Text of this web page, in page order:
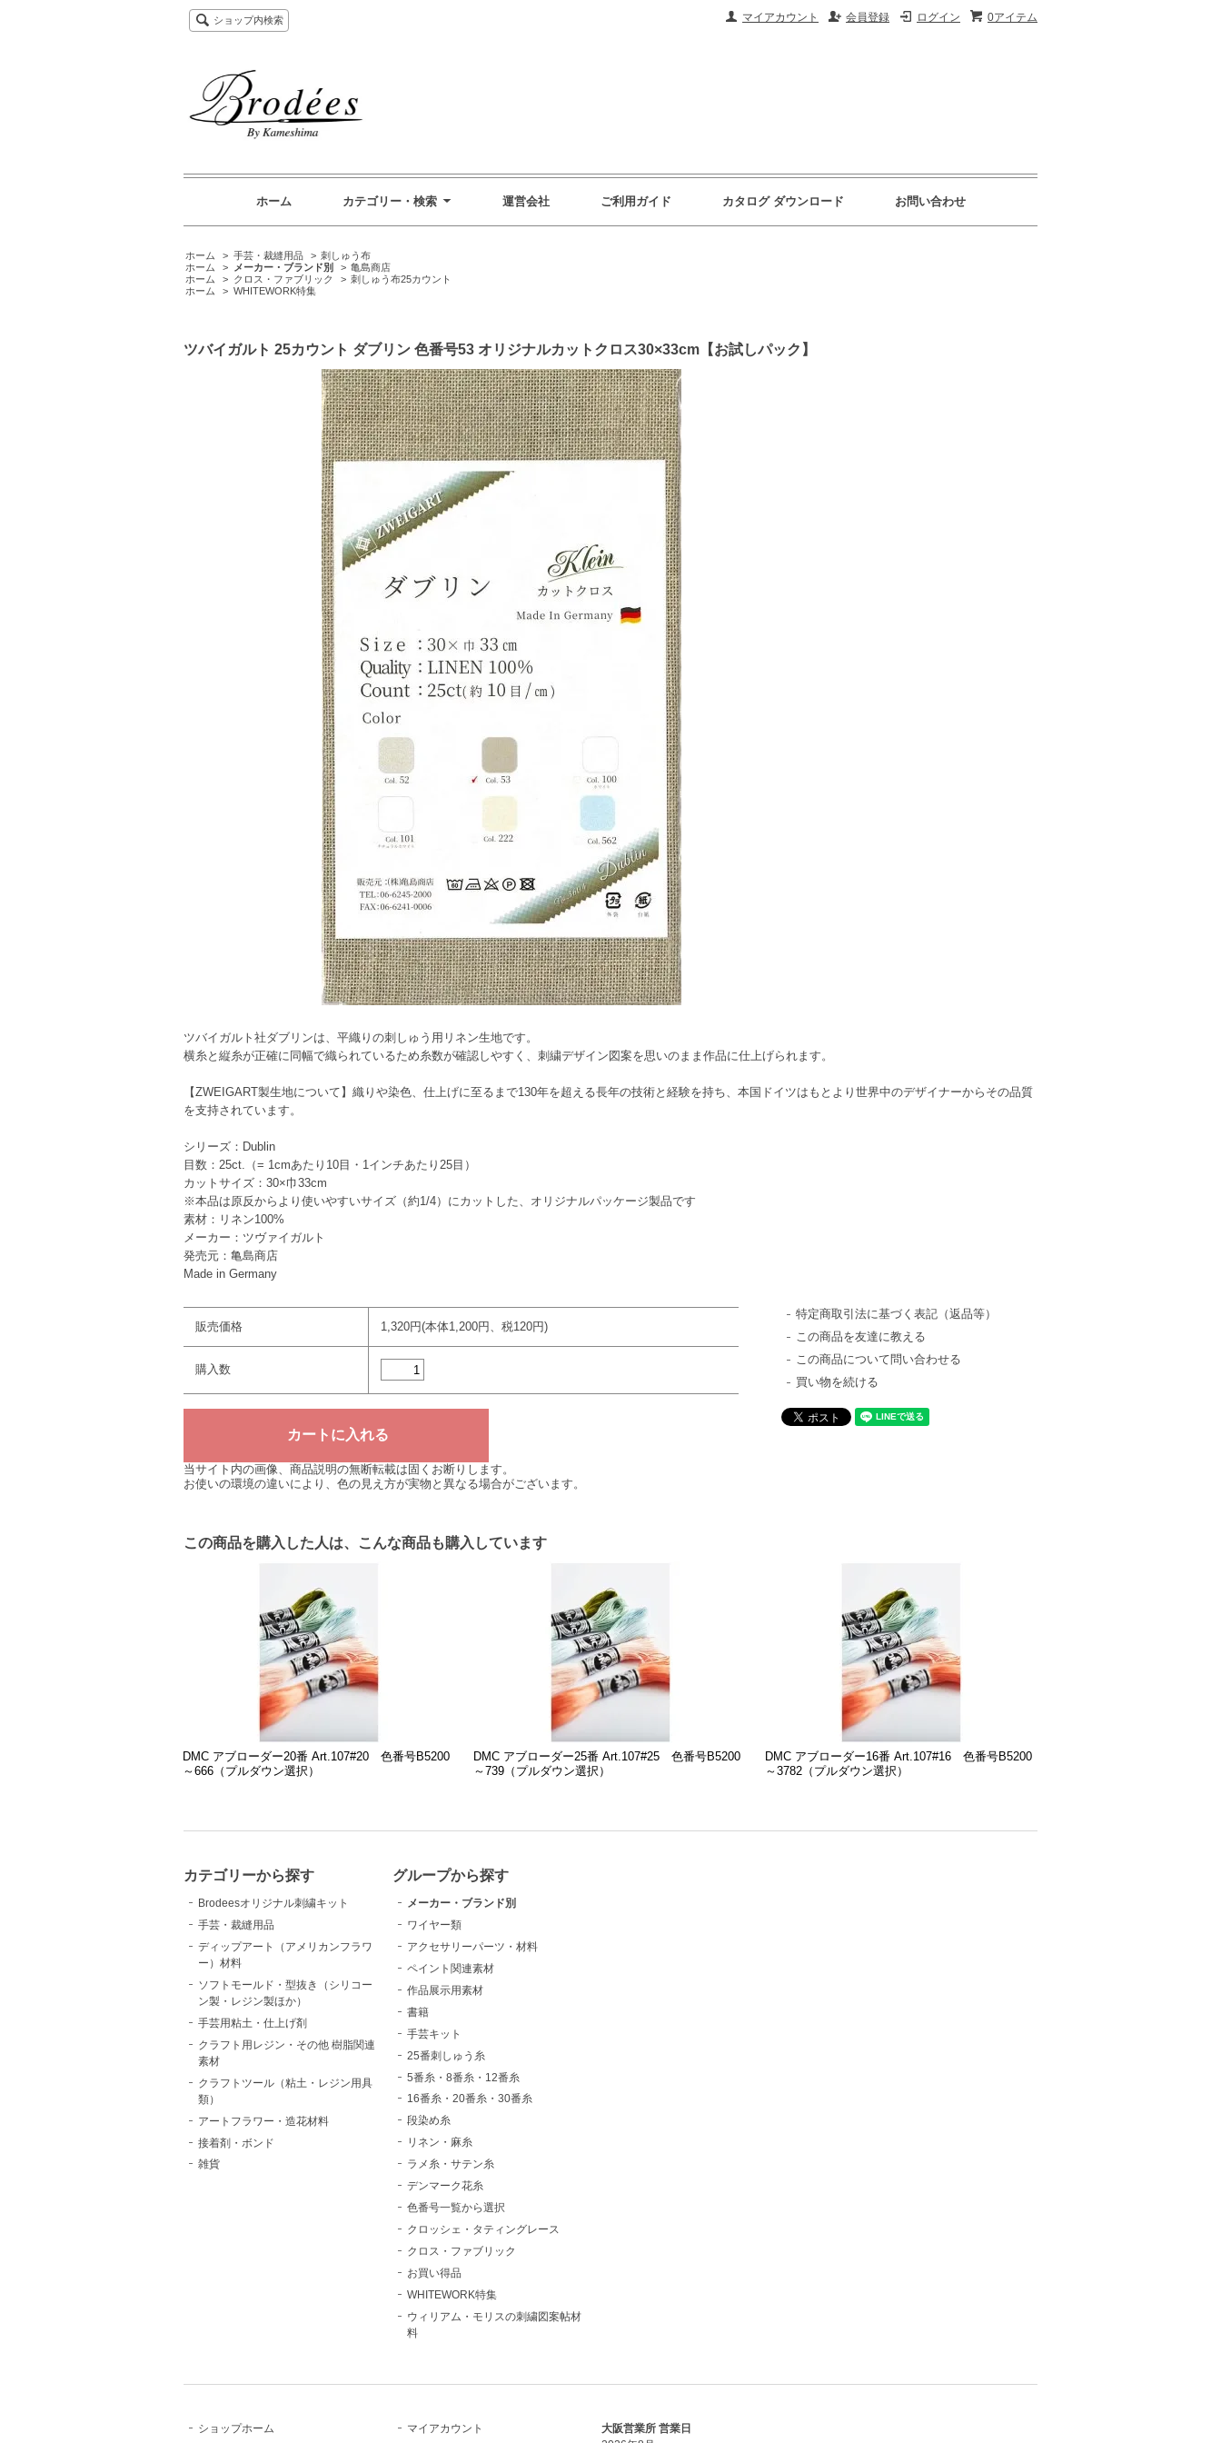
0アイテム
ログイン
会員登録
マイアカウント
ショップ内検索
ホーム カテゴリー・検索 運営会社 ご利用ガイド カタログ ダウンロード お問い合わせ
ホーム > 手芸・裁縫用品 > 刺しゅう布
ホーム
> メーカー・ブランド別 > 亀島商店
ホーム
> クロス・ファブリック > 刺しゅう布25カウント
ホーム
> WHITEWORK特集
ツバイガルト 25カウント ダブリン 色番号53 オリジナルカットクロス30×33cm【お試しパック】
ツバイガルト社ダブリンは、平織りの刺しゅう用リネン生地です。
横糸と縦糸が正確に同幅で織られているため糸数が確認しやすく、刺繍デザイン図案を思いのまま作品に仕上げられます。
【ZWEIGART製生地について】織りや染色、仕上げに至るまで130年を超える長年の技術と経験を持ち、本国ドイツはもとより世界中のデザイナーからその品質
を支持されています。
シリーズ：Dublin
目数：25ct.（= 1cmあたり10目・1インチあたり25目）
カットサイズ：30×巾33cm
※本品は原反からより使いやすいサイズ（約1/4）にカットした、オリジナルパッケージ製品です
素材：リネン100%
メーカー：ツヴァイガルト
発売元：亀島商店
Made in Germany
販売価格 1,320円(本体1,200円、税120円)
購入数
当サイト内の画像、商品説明の無断転載は固くお断りします。
お使いの環境の違いにより、色の見え方が実物と異なる場合がございます。
特定商取引法に基づく表記（返品等）
この商品を友達に教える
この商品について問い合わせる
買い物を続ける
この商品を購入した人は、こんな商品も購入しています
DMC アブローダー20番 Art.107#20 色番号B5200
～666（プルダウン選択）
DMC アブローダー25番 Art.107#25 色番号B5200
～739（プルダウン選択）
DMC アブローダー16番 Art.107#16 色番号B5200
～3782（プルダウン選択）
カテゴリーから探す
Brodeesオリジナル刺繍キット
手芸・裁縫用品
ディップアート（アメリカンフラワ
ー）材料
ソフトモールド・型抜き（シリコー
ン製・レジン製ほか）
手芸用粘土・仕上げ剤
クラフト用レジン・その他 樹脂関連
素材
クラフトツール（粘土・レジン用具
類）
アートフラワー・造花材料
接着剤・ボンド
雑貨
グループから探す
メーカー・ブランド別
ワイヤー類
アクセサリーパーツ・材料
ペイント関連素材
作品展示用素材
書籍
手芸キット
25番刺しゅう糸
5番糸・8番糸・12番糸
16番糸・20番糸・30番糸
段染め糸
リネン・麻糸
ラメ糸・サテン糸
デンマーク花糸
色番号一覧から選択
クロッシェ・タティングレース
クロス・ファブリック
お買い得品
WHITEWORK特集
ウィリアム・モリスの刺繍図案帖材
料
ショップホーム マイアカウント
大阪営業所 営業日